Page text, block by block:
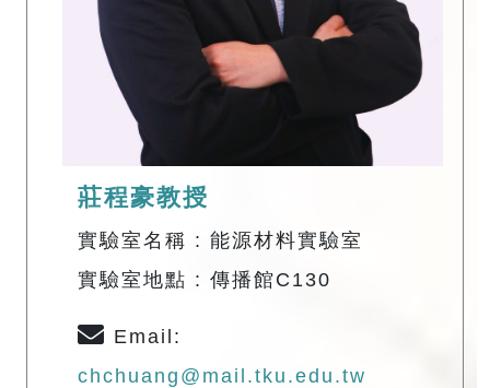
莊程豪教授
實驗室名稱 : 能源材料實驗室
實驗室地點 : 傳播館C130
Email:
chchuang@mail.tku.edu.tw